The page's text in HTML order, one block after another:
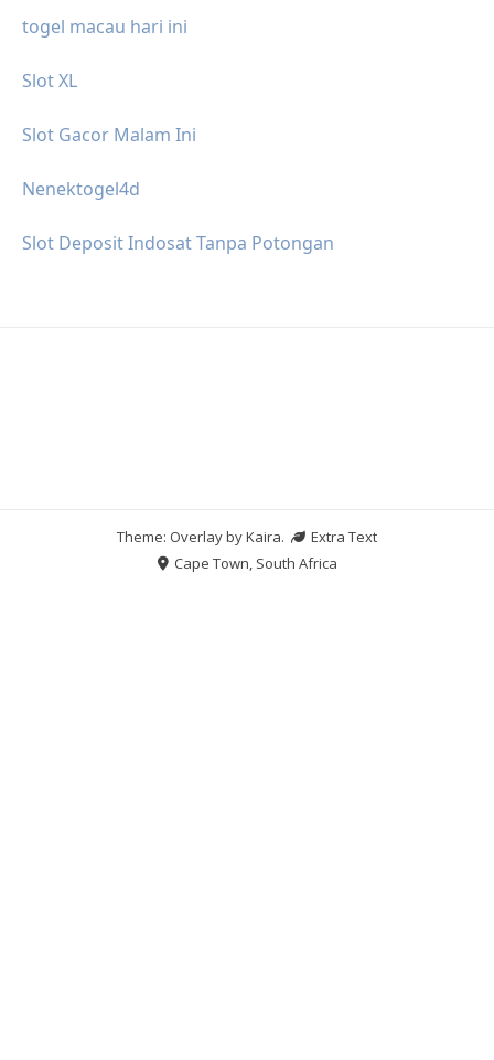
togel macau hari ini
Slot XL
Slot Gacor Malam Ini
Nenektogel4d
Slot Deposit Indosat Tanpa Potongan
Theme: Overlay byKaira.
Extra Text
Cape Town, South Africa